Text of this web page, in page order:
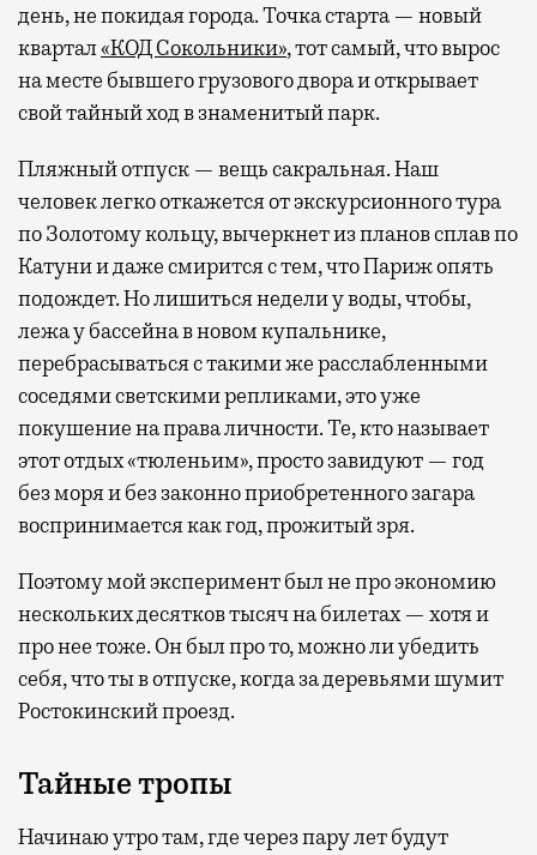
день, не покидая города. Точка старта — новый
квартал«КОД Сокольники», тот самый, что вырос
на месте бывшего грузового двора и открывает
свой тайный ход в знаменитый парк.
Пляжный отпуск — вещь сакральная. Наш
человек легко откажется от экскурсионного тура
по Золотому кольцу, вычеркнет из планов сплав по
Катуни и даже смирится с тем, что Париж опять
подождет. Но лишиться недели у воды, чтобы,
лежа у бассейна в новом купальнике,
перебрасываться с такими же расслабленными
соседями светскими репликами, это уже
покушение на права личности. Те, кто называет
этот отдых «тюленьим», просто завидуют — год
без моря и без законно приобретенного загара
воспринимается как год, прожитый зря.
Поэтому мой эксперимент был не про экономию
нескольких десятков тысяч на билетах — хотя и
про нее тоже. Он был про то, можно ли убедить
себя, что ты в отпуске, когда за деревьями шумит
Ростокинский проезд.
Тайные тропы
Начинаю утро там, где через пару лет будут